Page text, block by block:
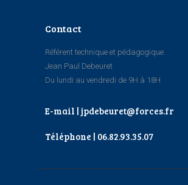
Contact
Référent technique et pédagogique
Jean Paul Debeuret
Du lundi au vendredi de 9H à 18H
E-mail | jpdebeuret@forces.fr
Téléphone | 06.82.93.35.07